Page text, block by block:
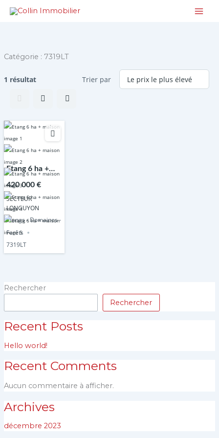
Aller
Catégorie : 7319LT
1 résultat Trier par
Etang 6 ha +
maison
420 000 €
SECTEUR
LONGUYON
Étangs - Domaines -
Forêts
7319LT
Rechercher
Rechercher
Recent Posts
Hello world!
Recent Comments
Aucun commentaire à afficher.
Archives
décembre 2023